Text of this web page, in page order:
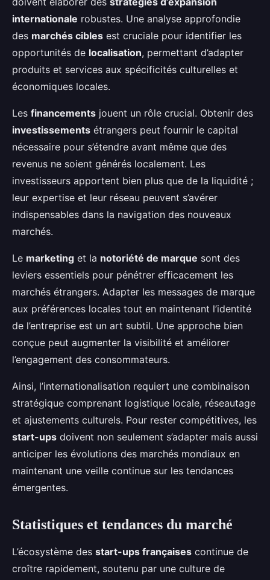
internationale robustes. Une analyse approfondie
des marchés cibles est cruciale pour identifier les
opportunités de localisation, permettant d’adapter
produits et services aux spécificités culturelles et
économiques locales.
Les financements jouent un rôle crucial. Obtenir des
investissements étrangers peut fournir le capital
nécessaire pour s’étendre avant même que des
revenus ne soient générés localement. Les
investisseurs apportent bien plus que de la liquidité ;
leur expertise et leur réseau peuvent s’avérer
indispensables dans la navigation des nouveaux
marchés.
Le marketing et la notoriété de marque sont des
leviers essentiels pour pénétrer efficacement les
marchés étrangers. Adapter les messages de marque
aux préférences locales tout en maintenant l’identité
de l’entreprise est un art subtil. Une approche bien
conçue peut augmenter la visibilité et améliorer
l’engagement des consommateurs.
Ainsi, l’internationalisation requiert une combinaison
stratégique comprenant logistique locale, réseautage
et ajustements culturels. Pour rester compétitives, les
start-ups doivent non seulement s’adapter mais aussi
anticiper les évolutions des marchés mondiaux en
maintenant une veille continue sur les tendances
émergentes.
Statistiques et tendances du marché
L’écosystème des start-ups françaises continue de
croître rapidement, soutenu par une culture de